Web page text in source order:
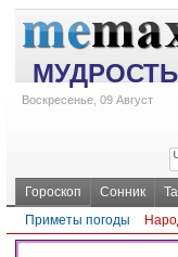
Воскресенье, 09 Август
Гороскоп Сонник
Приметы погоды